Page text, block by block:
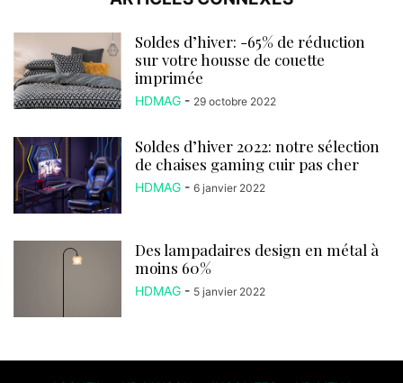
Soldes d’hiver: -65% de réduction
sur votre housse de couette
imprimée
HDMAG - 29 octobre 2022
Soldes d’hiver 2022: notre sélection
de chaises gaming cuir pas cher
HDMAG - 6 janvier 2022
Des lampadaires design en métal à
moins 60%
HDMAG - 5 janvier 2022